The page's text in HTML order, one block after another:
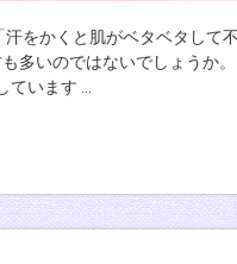
をかくと肌がベタベタして
多いのではないでしょうか
います …